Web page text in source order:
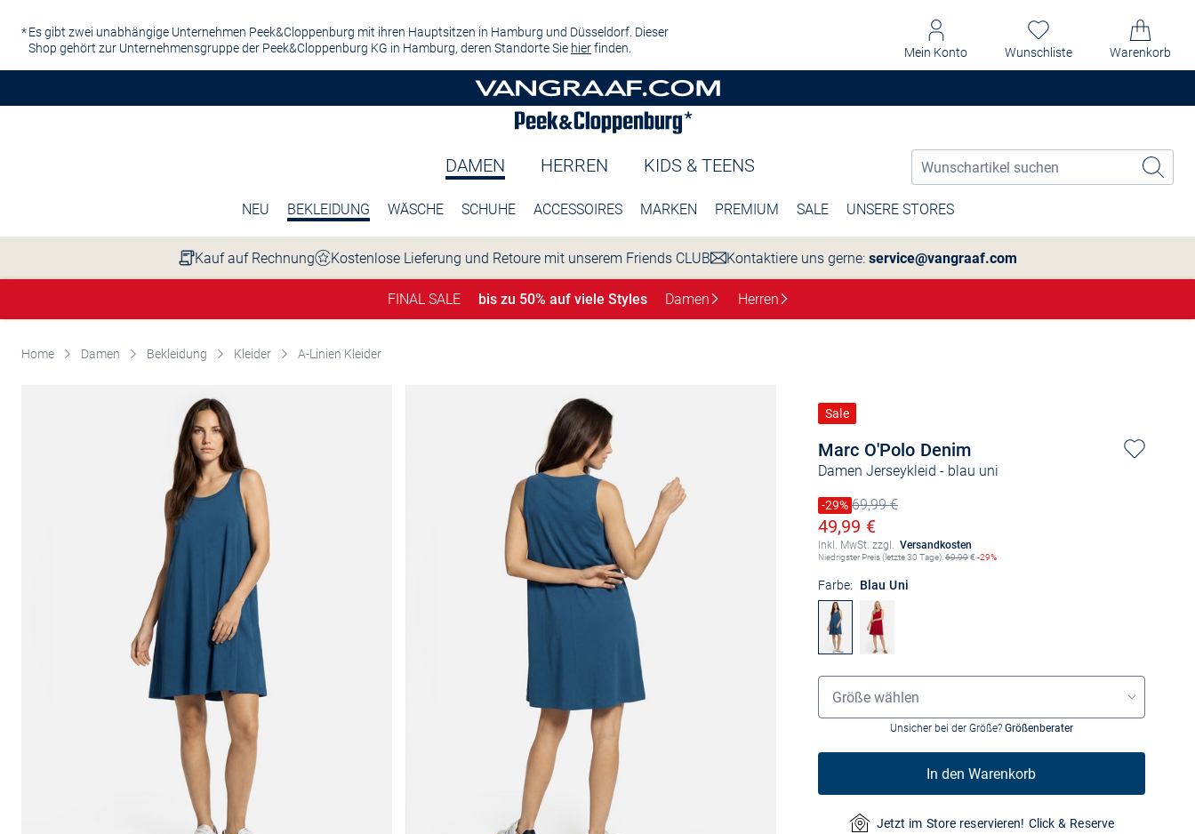
Es gibt zwei unabhängige Unternehmen Peek&Cloppenburg mit ihren Hauptsitzen in Hamburg und Düsseldorf. Dieser
Shop gehört zur Unternehmensgruppe der Peek&Cloppenburg KG in Hamburg, deren Standorte Sie hierfinden. Mein Konto Wunschliste Warenkorb
DAMEN HERREN KIDS & TEENS
NEU BEKLEIDUNG WÄSCHE SCHUHE ACCESSOIRES MARKEN PREMIUM SALE UNSERE STORES
Kauf auf Rechnung Kostenlose Lieferung und Retoure mit unserem Friends CLUB Kontaktiere uns gerne: service@vangraaf.com
FINAL SALE bis zu 50% auf viele Styles Damen Herren
Home Damen Bekleidung Kleider A-Linien Kleider
Marc O'Polo Denim
Damen Jerseykleid - blau uni
Sale
Preis reduziert um
-29%
Alter Preis69,99 €
Ermäßigter Preis
49,99 €
Inkl. MwSt. zzgl. Versandkosten
Niedrigster Preis (letzte 30 Tage):69,99€ -29%
Farbe: Blau Uni
Größenauswahl
Größe wählen
Unsicher bei der Größe? Größenberater
In den Warenkorb
Jetzt im Store reservieren! Click & Reserve